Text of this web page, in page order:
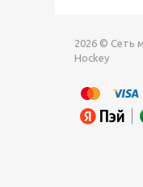
2026 © Сеть
Hockey